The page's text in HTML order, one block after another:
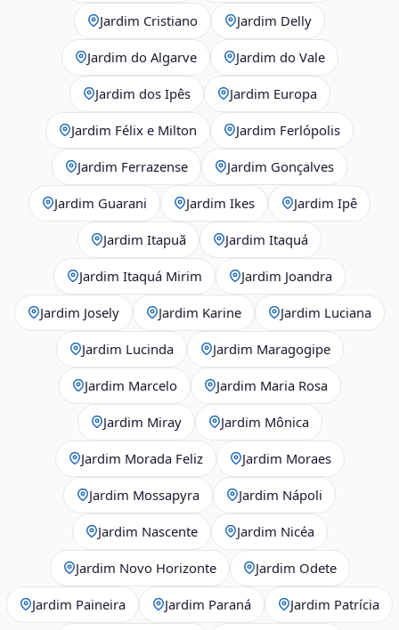
Jardim Cristiano Jardim Delly
Jardim do Algarve Jardim do Vale
Jardim dos Ipês Jardim Europa
Jardim Félix e Milton Jardim Ferlópolis
Jardim Ferrazense Jardim Gonçalves
Jardim Guarani Jardim Ikes Jardim Ipê
Jardim Itapuã Jardim Itaquá
Jardim Itaquá Mirim Jardim Joandra
Jardim Josely Jardim Karine Jardim Luciana
Jardim Lucinda Jardim Maragogipe
Jardim Marcelo Jardim Maria Rosa
Jardim Miray Jardim Mônica
Jardim Morada Feliz Jardim Moraes
Jardim Mossapyra Jardim Nápoli
Jardim Nascente Jardim Nicéa
Jardim Novo Horizonte Jardim Odete
Jardim Paineira Jardim Paraná Jardim Patrícia